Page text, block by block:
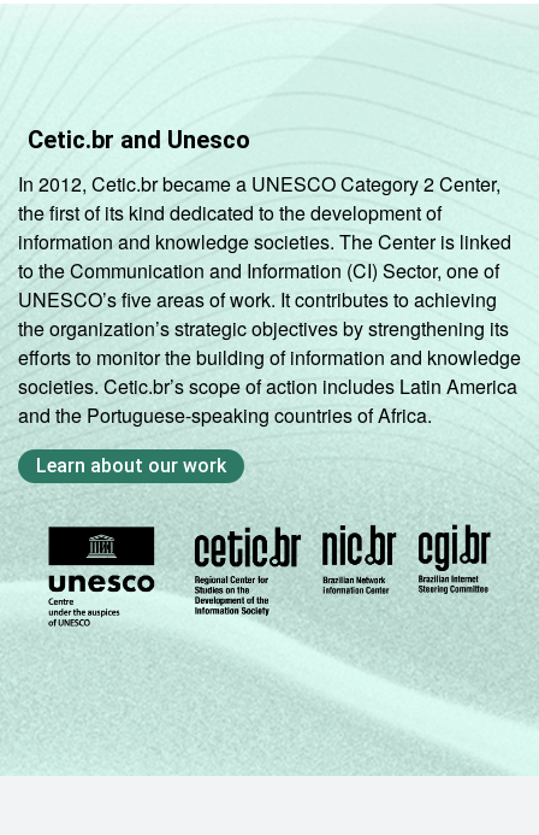
Cetic.br and Unesco
In 2012, Cetic.br became a UNESCO Category 2 Center,
the first of its kind dedicated to the development of
information and knowledge societies. The Center is linked
to the Communication and Information (CI) Sector, one of
UNESCO’s five areas of work. It contributes to achieving
the organization’s strategic objectives by strengthening its
efforts to monitor the building of information and knowledge
societies. Cetic.br’s scope of action includes Latin America
and the Portuguese-speaking countries of Africa.
Learn about our work